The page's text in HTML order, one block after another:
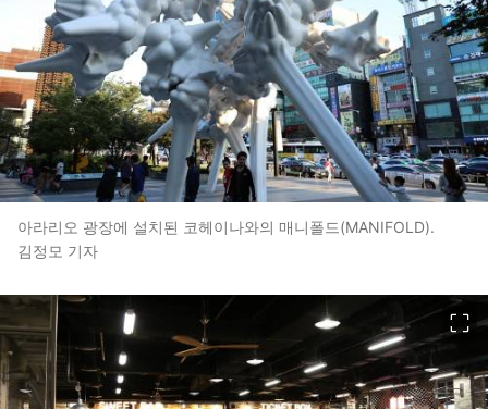
아라리오 광장에 설치된 코헤이나와의 매니폴드(MANIFOLD).
김정모 기자